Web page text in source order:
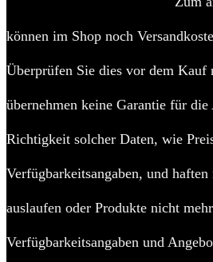
können im Shop noch
Überprüfen Sie dies vor dem Kauf
übernehmen keine Garantie für
Richtigkeit solcher Daten, wie
Verfügbarkeitsangaben, und
auslaufen oder Produkte nicht
Verfügbarkeitsangaben und